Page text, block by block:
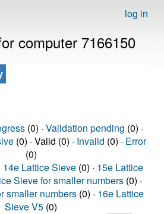
log in
computer 7166150
(0) · Validation pending (0) ·
(0) · Valid (0) · Invalid (0) · Error
(0)
14e Lattice Sieve (0) · 15e Lattice
Sieve for smaller numbers (0) ·
smaller numbers (0) · 16e Lattice
Sieve V5 (0)